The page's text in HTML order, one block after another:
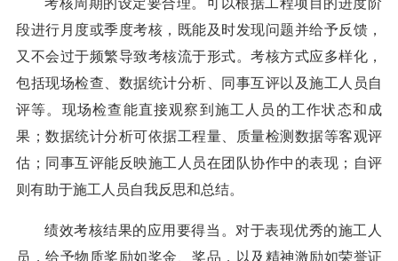
考核周期的设定要合理。可以根据工程项目的进度阶
段进行月度或季度考核，既能及时发现问题并给予反馈，
又不会过于频繁导致考核流于形式。考核方式应多样化，
包括现场检查、数据统计分析、同事互评以及施工人员自
评等。现场检查能直接观察到施工人员的工作状态和成